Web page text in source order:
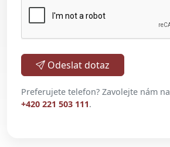
Odeslat dotaz
Preferujete telefon? Zavolejte nám na
+420 221 503 111.